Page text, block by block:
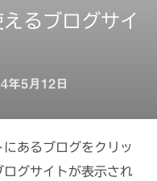
るブログサイ
年5月12日
あるブログをクリッ
グサイトが表示され